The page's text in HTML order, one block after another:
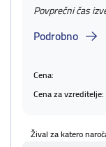
Povprečni čas
Podrobno
Cena:
Cena za vzreditelje:
Žival za katero